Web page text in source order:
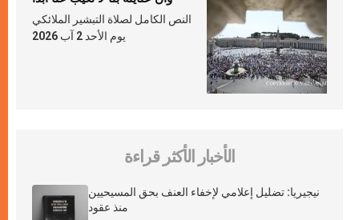
النص الكامل لصلاة التبشير الملائكي
يوم الأحد 2 آب 2026
الأخبار الأكثر قراءة
نيجيريا: تضليل إعلامي لإخفاء العنف بحق المسيحيين
منذ عقود